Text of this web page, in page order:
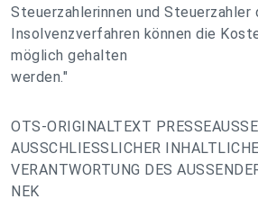
Steuerzahlerinnen und Steuerzahler
Insolvenzverfahren können die
möglich gehalten
werden."
OTS-ORIGINALTEXT
AUSSCHLIESSLICHER
VERANTWORTUNG DES
NEK